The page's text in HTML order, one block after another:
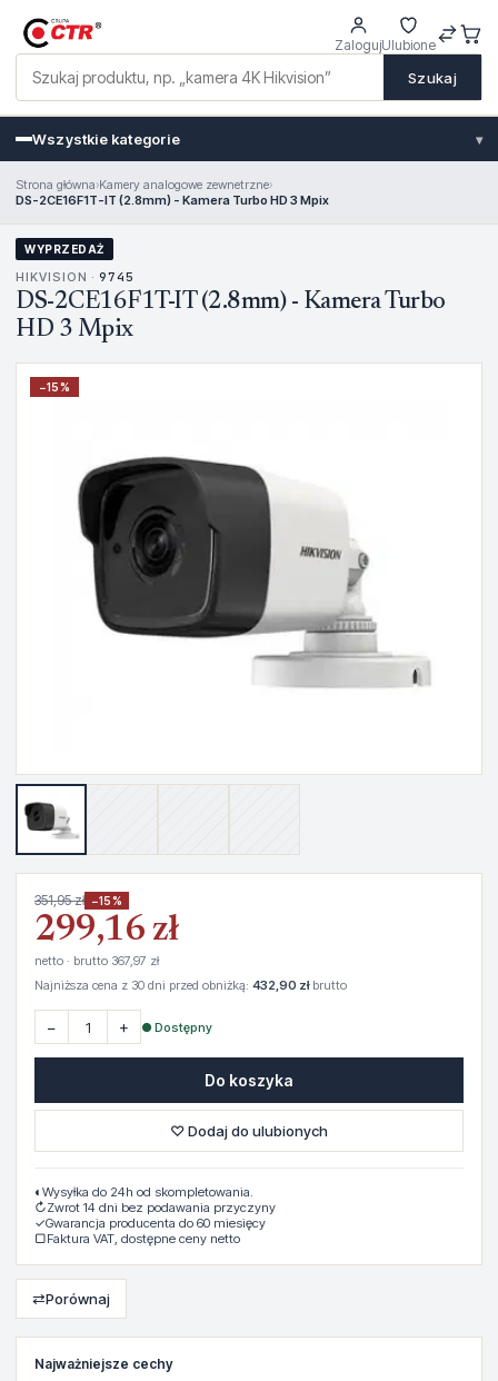
Szukaj
ZalogujUlubione
Wszystkie kategorie ▾
Strona główna›Kamery analogowe zewnetrzne›
DS-2CE16F1T-IT (2.8mm) - Kamera Turbo HD 3 Mpix
WYPRZEDAŻ
HIKVISION · 9745
DS-2CE16F1T-IT (2.8mm) - Kamera Turbo
HD 3 Mpix
−15%
Najważniejsze cechy
351,95 zł −15%
299,16 zł
netto · brutto 367,97 zł
Najniższa cena z 30 dni przed obniżką: 432,90 złbrutto
− + ● Dostępny
Do koszyka
♡ Dodaj do ulubionych
◐ Wysyłka do 24h od skompletowania.
↻Zwrot 14 dni bez podawania przyczyny
✓Gwarancja producenta do 60 miesięcy
▢Faktura VAT, dostępne ceny netto
⇄Porównaj